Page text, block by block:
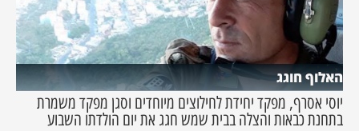
האלוף חוגג
יוסי אסרף, מפקד יחידת לחילוצים מיוחדים וסגן מפקד משמרת
בתחנת כבאות והצלה בבית שמש חגג את יום הולדתו השבוע